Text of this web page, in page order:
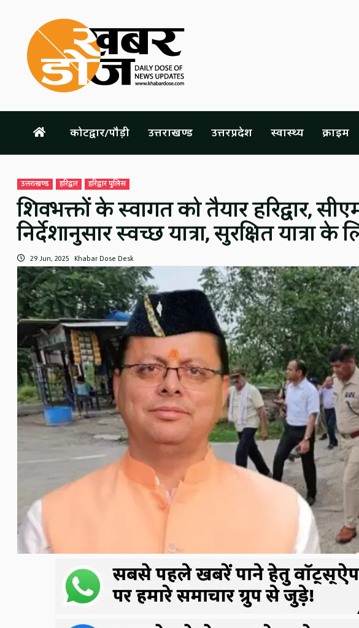
content
कोटद्वार/पौड़ी उत्तराखण्ड उत्तरप्रदेश स्वास्थ्य क्राइम
उत्तराखण्ड हरिद्वार हरिद्वार पुलिस
शिवभक्तों के स्वागत को तैयार हरिद्वार,
निर्देशानुसार स्वच्छ यात्रा, सुरक्षित
29 Jun, 2025 Khabar Dose Desk